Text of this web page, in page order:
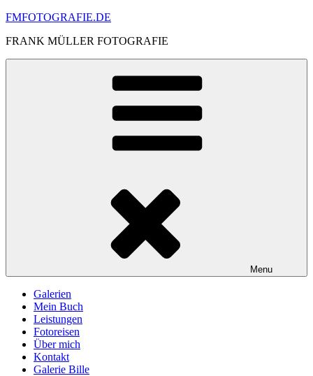
Skip
content
FMFOTOGRAFIE.DE
FRANK MÜLLER FOTOGRAFIE
Menu
Galerien
Mein Buch
Leistungen
Fotoreisen
Über mich
Kontakt
Galerie Bille